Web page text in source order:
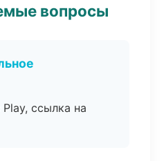
вопросы
ссылка на